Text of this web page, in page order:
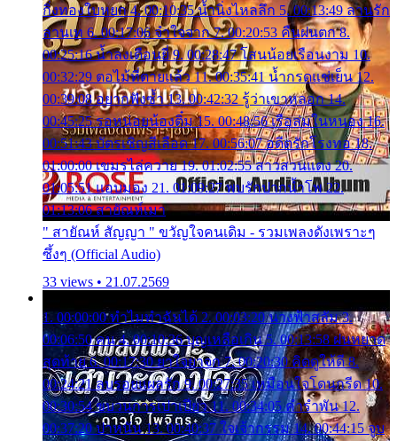
กิ่งทองใบหยก 4. 00:10:35 น้ำนิ่งไหลลึก 5. 00:13:49 ลานรัก
ลานเท 6. 00:17:06 จำใจจาก 7. 00:20:53 คืนฝนตก 8.
00:25:16 น้ำลงเดือนยี่ 9. 00:28:47 โสนน้อยเรือนงาม 10.
00:32:29 ตอไม้ที่ตายแล้ว 11. 00:35:41 น้ำกรดแช่เย็น 12.
00:39:08 อยากฟังซ้ำ 13. 00:42:32 รู้ว่าเขาหลอก 14.
00:45:25 รอหน่อยน้องติ๋ม 15. 00:48:56 เรือล่มในหนอง 16.
00:51:43 บัตรเชิญสีเลือด 17. 00:56:07 อดีตรักโรงทอ 18.
01:00:00 เขมรไล่ควาย 19. 01:02:55 สาวสวนแตง 20.
01:05:51 แอบมอง 21. 01:09:27 พบรักปากน้ำโพ 22.
01:13:06 สายัณห์เมา
" สายัณห์ สัญญา " ขวัญใจคนเดิม - รวมเพลงดังเพราะๆ
ซึ้งๆ (Official Audio)
33 views • 21.07.2569
1. 00:00:00 ทำไมทำฉันได้ 2. 00:03:20 นางฟ้าสลัม 3.
00:06:50 คน 4. 00:10:36 บุญเหลือเกิน 5. 00:13:58 ฝนหยาด
สุดท้าย 6. 00:17:30 ยาใจยาจก 7. 00:20:30 คิดดูให้ดี 8.
00:24:21 ลบรอยแผลรัก 9. 00:27:35 เหมือนใจโดนกรีด 10.
00:30:54 ขบวนการเปาเปียว 11. 00:34:05 คำรำพัน 12.
00:37:20 ปาหนัน 13. 00:40:37 ใจเจ้ากรรม 14. 00:44:15 จูบ